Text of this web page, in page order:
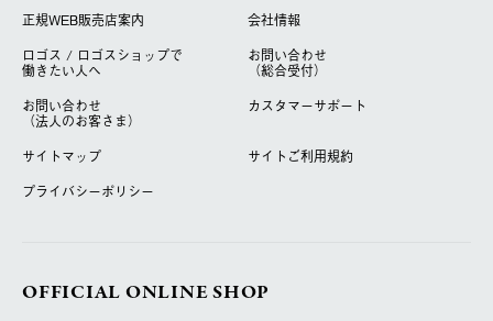
正規WEB販売店案内
会社情報
ロゴス / ロゴスショップで
働きたい人へ
お問い合わせ
（総合受付）
お問い合わせ
（法人のお客さま）
カスタマーサポート
サイトマップ
サイトご利用規約
プライバシーポリシー
OFFICIAL ONLINE SHOP